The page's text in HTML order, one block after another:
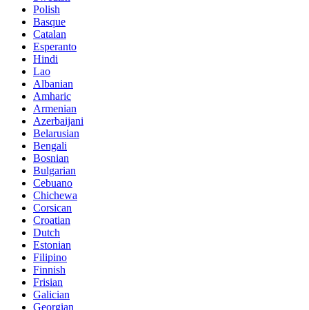
Polish
Basque
Catalan
Esperanto
Hindi
Lao
Albanian
Amharic
Armenian
Azerbaijani
Belarusian
Bengali
Bosnian
Bulgarian
Cebuano
Chichewa
Corsican
Croatian
Dutch
Estonian
Filipino
Finnish
Frisian
Galician
Georgian